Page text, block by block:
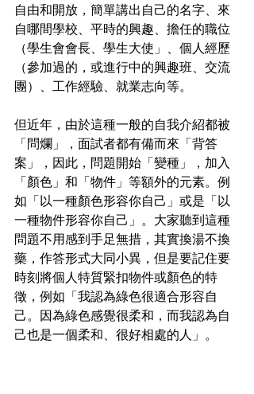
自由和開放，簡單講出自己的名字、來
自哪間學校、平時的興趣、擔任的職位
（學生會會長、學生大使」、個人經歷
（參加過的，或進行中的興趣班、交流
團）、工作經驗、就業志向等。
但近年，由於這種一般的自我介紹都被
「問爛」，面試者都有備而來「背答
案」，因此，問題開始「變種」，加入
「顏色」和「物件」等額外的元素。例
如「以一種顏色形容你自己」或是「以
一種物件形容你自己」。大家聽到這種
問題不用感到手足無措，其實換湯不換
藥，作答形式大同小異，但是要記住要
時刻將個人特質緊扣物件或顏色的特
徵，例如「我認為綠色很適合形容自
己。因為綠色感覺很柔和，而我認為自
己也是一個柔和、很好相處的人」。